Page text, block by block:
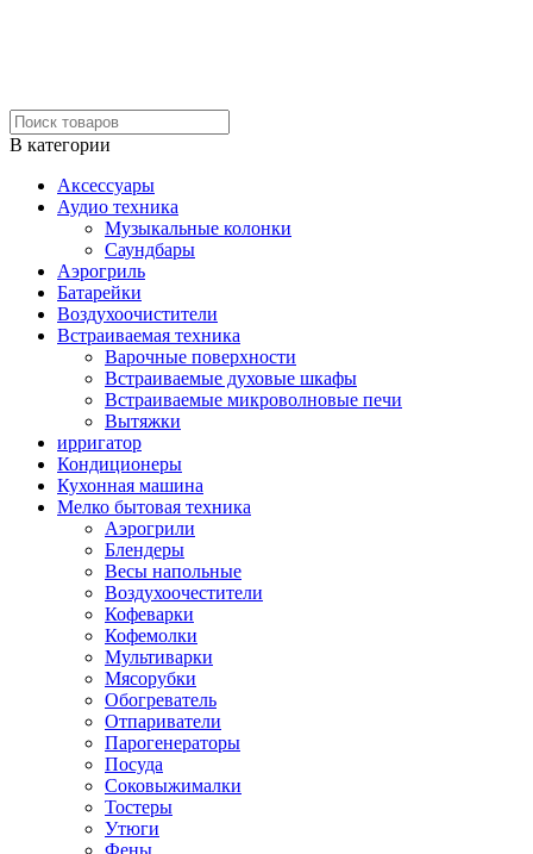
В категории
Аксессуары
Аудио техника
Музыкальные колонки
Саундбары
Аэрогриль
Батарейки
Воздухоочистители
Встраиваемая техника
Варочные поверхности
Встраиваемые духовые шкафы
Встраиваемые микроволновые печи
Вытяжки
ирригатор
Кондиционеры
Кухонная машина
Мелко бытовая техника
Аэрогрили
Блендеры
Весы напольные
Воздухоочестители
Кофеварки
Кофемолки
Мультиварки
Мясорубки
Обогреватель
Отпариватели
Парогенераторы
Посуда
Соковыжималки
Тостеры
Утюги